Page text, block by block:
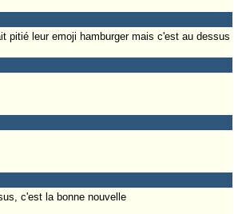
pitié leur emoji hamburger mais c'est au dessus
c'est la bonne nouvelle